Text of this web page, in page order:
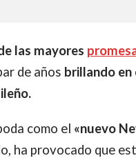
las mayores
de años brillando en
como el «nuevo
ha provocado que